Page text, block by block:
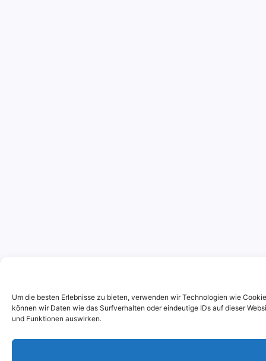
Um die besten Erlebnisse zu bieten, verwenden wir Technologien wie
können wir Daten wie das Surfverhalten oder eindeutige IDs auf dieser
und Funktionen auswirken.